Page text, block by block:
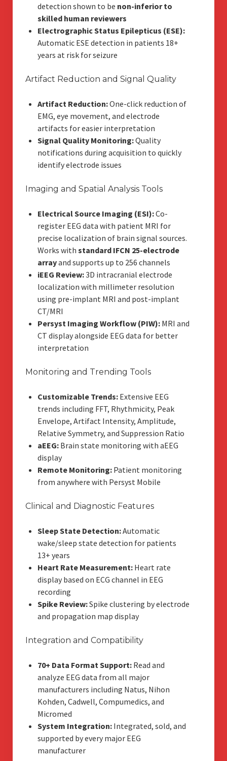
detection shown to be non-inferior to
skilled human reviewers
Electrographic Status Epilepticus (ESE):
Automatic ESE detection in patients 18+
years at risk for seizure
Artifact Reduction and Signal Quality
Artifact Reduction:One-click reduction of
EMG, eye movement, and electrode
artifacts for easier interpretation
Signal Quality Monitoring:Quality
notifications during acquisition to quickly
identify electrode issues
Imaging and Spatial Analysis Tools
Electrical Source Imaging (ESI):Co-
register EEG data with patient MRI for
precise localization of brain signal sources.
Works with standard IFCN 25-electrode
arrayand supports up to 256 channels
iEEG Review:3D intracranial electrode
localization with millimeter resolution
using pre-implant MRI and post-implant
CT/MRI
Persyst Imaging Workflow (PIW):MRI and
CT display alongside EEG data for better
interpretation
Monitoring and Trending Tools
Customizable Trends:Extensive EEG
trends including FFT, Rhythmicity, Peak
Envelope, Artifact Intensity, Amplitude,
Relative Symmetry, and Suppression Ratio
aEEG:Brain state monitoring with aEEG
display
Remote Monitoring:Patient monitoring
from anywhere with Persyst Mobile
Clinical and Diagnostic Features
Sleep State Detection:Automatic
wake/sleep state detection for patients
13+ years
Heart Rate Measurement:Heart rate
display based on ECG channel in EEG
recording
Spike Review:Spike clustering by electrode
and propagation map display
Integration and Compatibility
70+ Data Format Support:Read and
analyze EEG data from all major
manufacturers including Natus, Nihon
Kohden, Cadwell, Compumedics, and
Micromed
System Integration:Integrated, sold, and
supported by every major EEG
manufacturer